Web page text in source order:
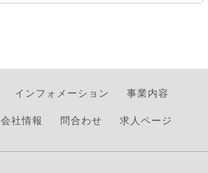
インフォメーション
事業内容
会社情報 問合わせ 求人ページ